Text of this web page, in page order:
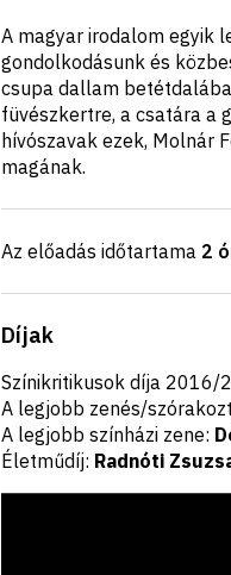
Rövid
ismertető
A magyar irodalom egyik
gondolkodásunk és
csupa dallam
füvészkertre, a csatára a
hívószavak ezek, Molnár
magának.
Az előadás időtartama 2
Díjak
Színikritikusok díja 2016/
A legjobb zenés/
A legjobb színházi zene:
Életműdíj: Radnóti